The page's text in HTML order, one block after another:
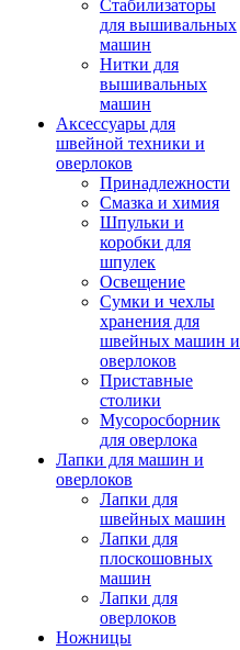
Стабилизаторы
для вышивальных
машин
Нитки для
вышивальных
машин
Аксессуары для
швейной техники и
оверлоков
Принадлежности
Смазка и химия
Шпульки и
коробки для
шпулек
Освещение
Сумки и чехлы
хранения для
швейных машин и
оверлоков
Приставные
столики
Мусоросборник
для оверлока
Лапки для машин и
оверлоков
Лапки для
швейных машин
Лапки для
плоскошовных
машин
Лапки для
оверлоков
Ножницы